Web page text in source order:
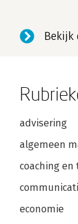
Bekijk
advisering
algemeen
coaching en
economie